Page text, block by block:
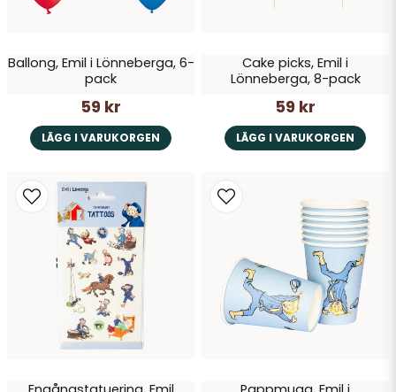
Skicka fråga
Ballong, Emil i Lönneberga, 6-
pack
59 kr
LÄGG I VARUKORGEN
Cake picks, Emil i
Lönneberga, 8-pack
59 kr
LÄGG I VARUKORGEN